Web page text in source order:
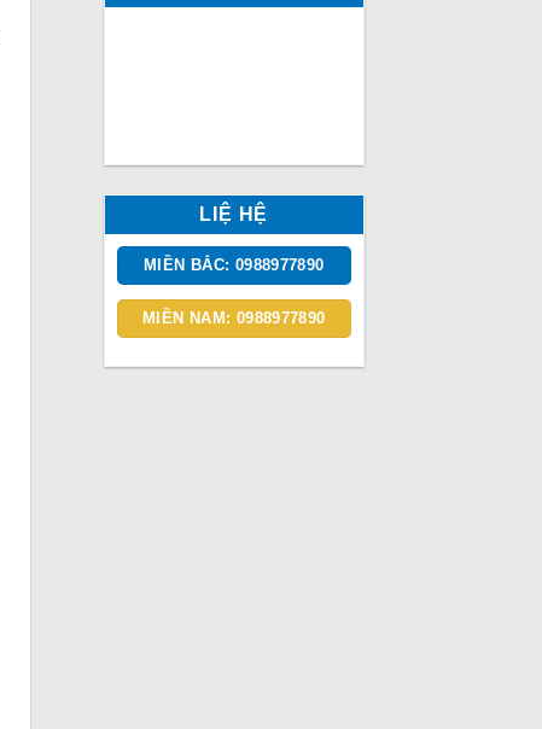
LIỆ HỆ
MIỀN BẮC: 0988977890
MIỀN NAM: 0988977890